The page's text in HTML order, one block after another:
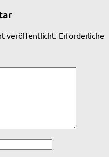
veröffentlicht. Erforderliche